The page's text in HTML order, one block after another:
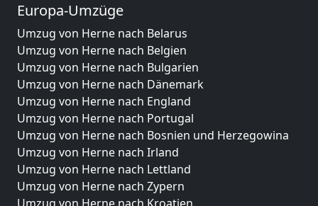
Europa-Umzüge
Umzug von Herne nach Belarus
Umzug von Herne nach Belgien
Umzug von Herne nach Bulgarien
Umzug von Herne nach Dänemark
Umzug von Herne nach England
Umzug von Herne nach Portugal
Umzug von Herne nach Bosnien und Herzegowina
Umzug von Herne nach Irland
Umzug von Herne nach Lettland
Umzug von Herne nach Zypern